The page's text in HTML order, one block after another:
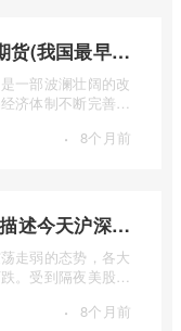
我国最早的农产品期货(我国最早的农产品期货交易合约的品种是)
一部波澜壮阔的改
济体制不断完善的
· 8个月前
沪深两市行情今天(描述今天沪深两市早盘交易情况)
走弱的态势，各大
。受到隔夜美股下
· 8个月前